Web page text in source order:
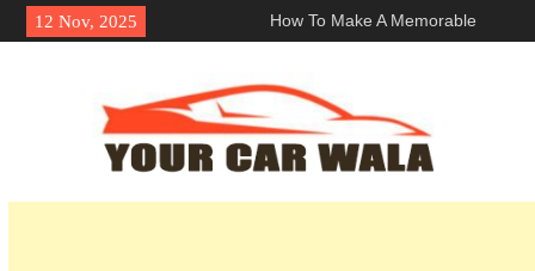
Skip
to
12 Nov, 2025
How To Make A Memorable
First Impression With A ロサン
タル?
車両輸送サービスにおける環境
に優しい選択肢の探求
魅力を解き明かす：なぜホンダ